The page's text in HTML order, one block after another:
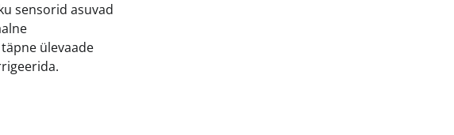
sensorid asuvad
ülevaade